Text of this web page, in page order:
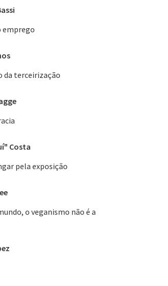
emprego
da terceirização
Costa
pela exposição
o veganismo não é a